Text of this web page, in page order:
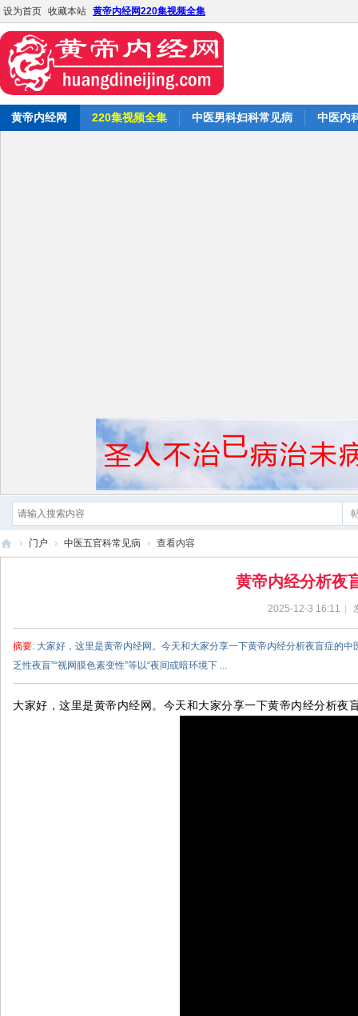
设为首页 收藏本站 黄帝内经网220集视频全集
黄帝内经网 220集视频全集 中医男科妇科常见病 中医内
› 门户 › 中医五官科常见病 › 查看内容
黄帝内经分析夜
2025-12-3 16:11
摘要: 大家好，这里是黄帝内经网。今天和大家分享一下黄帝内经分析夜盲症的
乏性夜盲”“视网膜色素变性”等以“夜间或暗环境下 ...
大家好，这里是黄帝内经网。今天和大家分享一下黄帝内经分析夜